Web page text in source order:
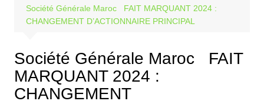
Société Générale Maroc FAIT MARQUANT 2024 :
CHANGEMENT D’ACTIONNAIRE PRINCIPAL
Société Générale Maroc FAIT
MARQUANT 2024 :
CHANGEMENT